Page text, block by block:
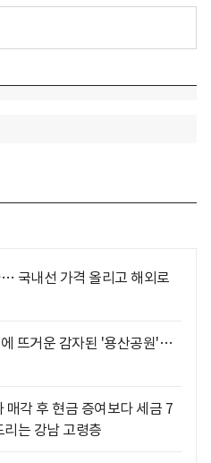
국내선 가격 올리고 해외로
뜨거운 감자된 '용산공원'…
매각 후 현금 증여보다 세금 7
는 강남 고령층